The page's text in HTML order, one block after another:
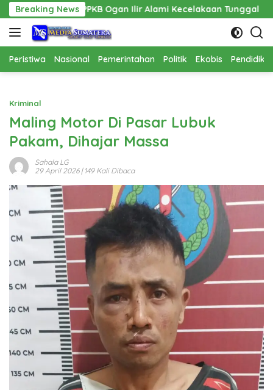
Langsung
ke
konten
Breaking News
Ogan Ilir Alami Kecelakaan Tunggal Pembangunan
Peristiwa Nasional Pemerintahan Politik Ekobis
Kriminal
Maling Motor Di Pasar Lubuk
Pakam, Dihajar Massa
Sahala LG
29 April 2026| 149 Kali Dibaca